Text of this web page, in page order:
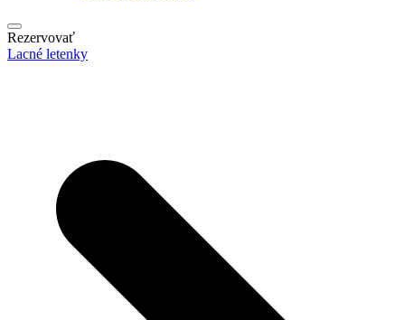
Rezervovať
Lacné letenky